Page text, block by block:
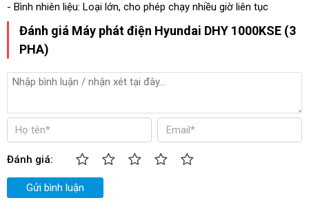
- Bình nhiên liệu: Loại lớn, cho phép chạy nhiều giờ liên tục
Đánh giá Máy phát điện Hyundai DHY 1000KSE (3
PHA)
Đánh giá:
Gửi bình luận